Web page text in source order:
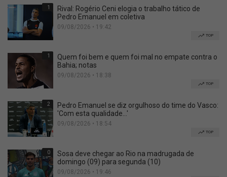
1
Rival: Rogério Ceni elogia o trabalho tático de
Pedro Emanuel em coletiva
09/08/2026 • 19:42
TOP
1
Quem foi bem e quem foi mal no empate contra o
Bahia; notas
09/08/2026 • 18:38
TOP
2
Pedro Emanuel se diz orgulhoso do time do Vasco:
'Com esta qualidade...'
09/08/2026 • 18:54
TOP
0
Sosa deve chegar ao Rio na madrugada de
domingo (09) para segunda (10)
09/08/2026 • 19:46